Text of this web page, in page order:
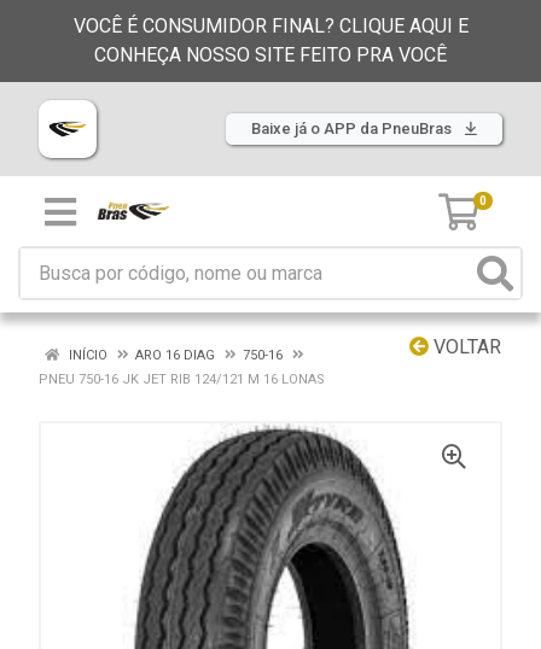
VOCÊ É CONSUMIDOR FINAL? CLIQUE AQUI E
CONHEÇA NOSSO SITE FEITO PRA VOCÊ
Baixe já o APP da PneuBras
0
VOLTAR
INÍCIO ARO 16 DIAG
750-16
PNEU 750-16 JK JET RIB 124/121 M 16 LONAS